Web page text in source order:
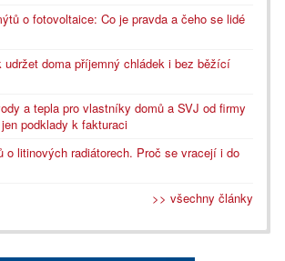
o fotovoltaice: Co je pravda a čeho se lidé
udržet doma příjemný chládek i bez běžící
a tepla pro vlastníky domů a SVJ od firmy
podklady k fakturaci
o litinových radiátorech. Proč se vracejí i do
>> všechny články